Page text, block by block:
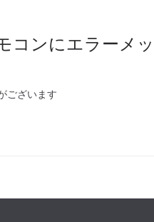
コンにエラーメ
ございます